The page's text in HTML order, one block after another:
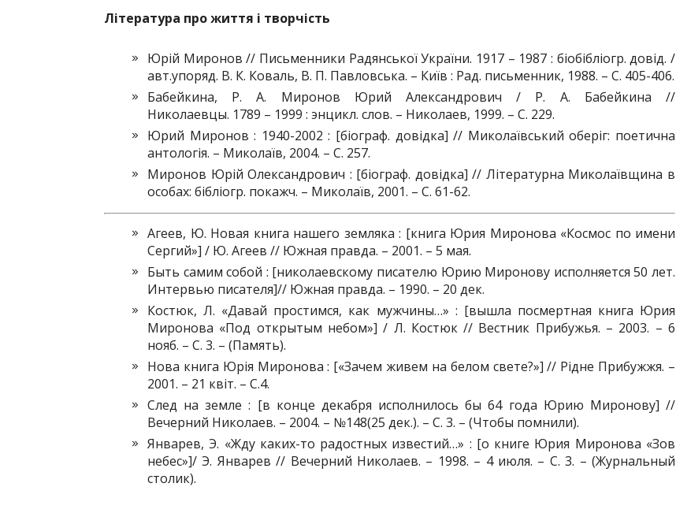
Література про життя і творчість
Юрій Миронов // Письменники Радянської України. 1917 – 1987 : біобібліогр. довід. /
авт.упоряд. В. К. Коваль, В. П. Павловська. – Київ : Рад. письменник, 1988. – С. 405-406.
Бабейкина, Р. А. Миронов Юрий Александрович / Р. А. Бабейкина //
Николаевцы. 1789 – 1999 : энцикл. слов. – Николаев, 1999. – С. 229.
Юрий Миронов : 1940-2002 : [біограф. довідка] // Миколаївський оберіг: поетична
антологія. – Миколаїв, 2004. – С. 257.
Миронов Юрій Олександрович : [біограф. довідка] // Літературна Миколаївщина в
особах: бібліогр. покажч. – Миколаїв, 2001. – С. 61-62.
Агеев, Ю. Новая книга нашего земляка : [книга Юрия Миронова «Космос по имени
Сергий»] / Ю. Агеев // Южная правда. – 2001. – 5 мая.
Быть самим собой : [николаевскому писателю Юрию Миронову исполняется 50 лет.
Интервью писателя]// Южная правда. – 1990. – 20 дек.
Костюк, Л. «Давай простимся, как мужчины…» : [вышла посмертная книга Юрия
Миронова «Под открытым небом»] / Л. Костюк // Вестник Прибужья. – 2003. – 6
нояб. – С. 3. – (Память).
Нова книга Юрія Миронова : [«Зачем живем на белом свете?»] // Рідне Прибужжя. –
2001. – 21 квіт. – С.4.
След на земле : [в конце декабря исполнилось бы 64 года Юрию Миронову] //
Вечерний Николаев. – 2004. – №148(25 дек.). – С. 3. – (Чтобы помнили).
Январев, Э. «Жду каких-то радостных известий…» : [о книге Юрия Миронова «Зов
небес»]/ Э. Январев // Вечерний Николаев. – 1998. – 4 июля. – С. 3. – (Журнальный
столик).